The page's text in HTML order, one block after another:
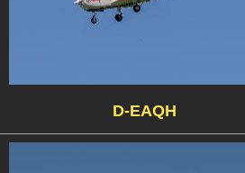
D-EAQH